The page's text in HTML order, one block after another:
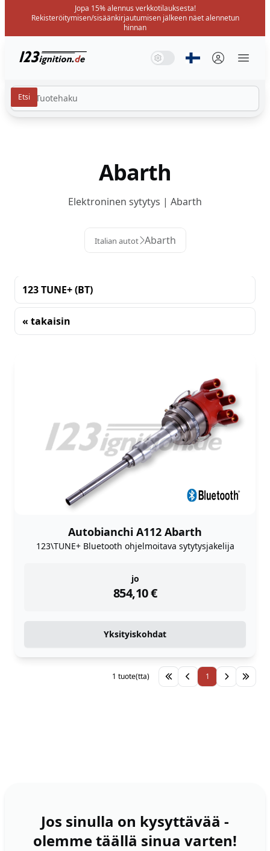
Jopa 15% alennus verkkotilauksesta!
Rekisteröitymisen/sisäänkirjautumisen jälkeen näet alennetun
hinnan
123ignition.de Järjestelmätila
Valotila
Tumma tila
Valitse kieli
Abarth
Elektroninen sytytys | Abarth
Italian autot Abarth
123 TUNE+ (BT)
« takaisin
Autobianchi A112 Abarth
123\TUNE+ Bluetooth ohjelmoitava sytytysjakelija
jo
854,10€
instock
Yksityiskohdat
1
1 tuote(tta)
Jos sinulla on kysyttävää -
olemme täällä sinua varten!